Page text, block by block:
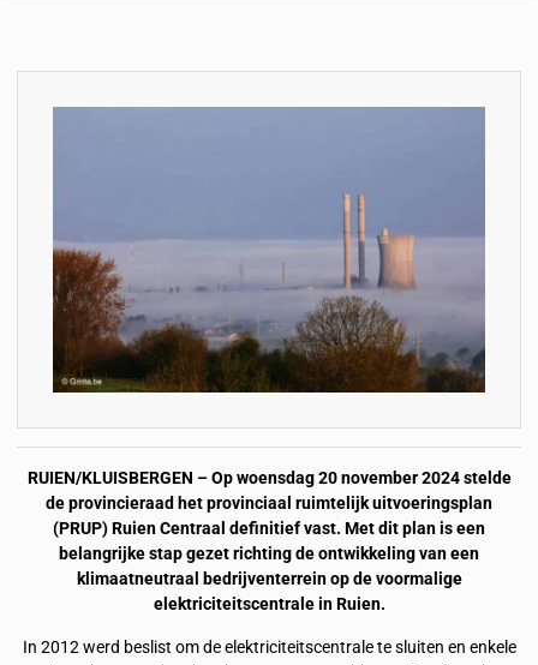
RUIEN/KLUISBERGEN – Op woensdag 20 november 2024 stelde
de provincieraad het provinciaal ruimtelijk uitvoeringsplan
(PRUP) Ruien Centraal definitief vast. Met dit plan is een
belangrijke stap gezet richting de ontwikkeling van een
klimaatneutraal bedrijventerrein op de voormalige
elektriciteitscentrale in Ruien.
In 2012 werd beslist om de elektriciteitscentrale te sluiten en enkele